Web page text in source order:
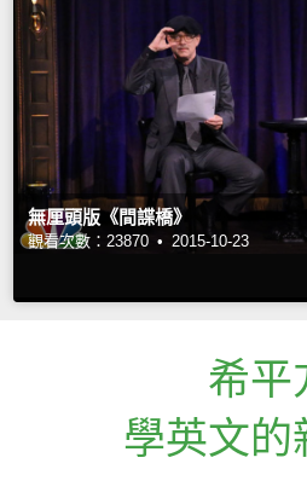
無厘頭版《間諜橋》
觀看次數：23870 • 2015-10-23
希平
學英文的